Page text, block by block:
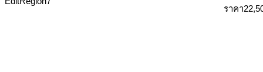
ราคา